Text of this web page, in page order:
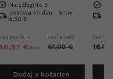
Na zalogi še 8
Dostava en dan - 5 dni
6,50 €
cena
97 €/kos
Redna cena
61,00 €
Dodaj v košarico
Redna
164,